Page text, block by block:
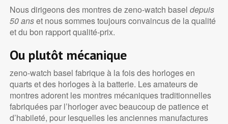
Nous dirigeons des montres de zeno-watch basel depuis
50 anset nous sommes toujours convaincus de la qualité
et du bon rapport qualité-prix.
Ou plutôt mécanique
zeno-watch basel fabrique à la fois des horloges en
quarts et des horloges à la batterie. Les amateurs de
montres adorent les montres mécaniques traditionnelles
fabriquées par l’horloger avec beaucoup de patience et
d’habileté, pour lesquelles les anciennes manufactures